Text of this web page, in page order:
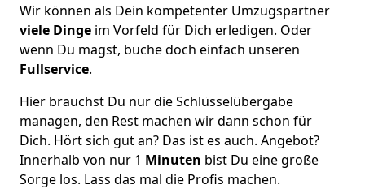
Wir können als Dein kompetenter Umzugspartner
viele Dinge im Vorfeld für Dich erledigen. Oder
wenn Du magst, buche doch einfach unseren
Fullservice.
Hier brauchst Du nur die Schlüsselübergabe
managen, den Rest machen wir dann schon für
Dich. Hört sich gut an? Das ist es auch. Angebot?
Innerhalb von nur 1 Minuten bist Du eine große
Sorge los. Lass das mal die Profis machen.